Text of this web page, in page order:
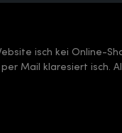
isch kei Online-
per Mail klaresiert isch.